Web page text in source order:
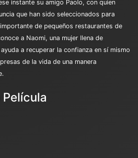
instante su amigo Paolo, con quien
que han sido seleccionados para
de pequeños restaurantes de
a Naomi, una mujer llena de
a recuperar la confianza en sí mismo
de la vida de una manera